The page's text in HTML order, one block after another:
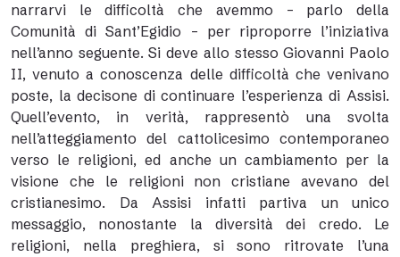
narrarvi le difficoltà che avemmo – parlo della
Comunità di Sant’Egidio – per riproporre l’iniziativa
nell’anno seguente. Si deve allo stesso Giovanni Paolo
II, venuto a conoscenza delle difficoltà che venivano
poste, la decisone di continuare l’esperienza di Assisi.
Quell’evento, in verità, rappresentò una svolta
nell’atteggiamento del cattolicesimo contemporaneo
verso le religioni, ed anche un cambiamento per la
visione che le religioni non cristiane avevano del
cristianesimo. Da Assisi infatti partiva un unico
messaggio, nonostante la diversità dei credo. Le
religioni, nella preghiera, si sono ritrovate l’una